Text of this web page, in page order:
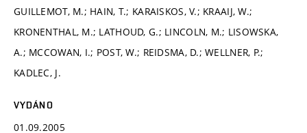
GUILLEMOT, M.; HAIN, T.; KARAISKOS, V.; KRAAIJ, W.;
KRONENTHAL, M.; LATHOUD, G.; LINCOLN, M.; LISOWSKA,
A.; MCCOWAN, I.; POST, W.; REIDSMA, D.; WELLNER, P.;
KADLEC, J.
VYDÁNO
01.09.2005